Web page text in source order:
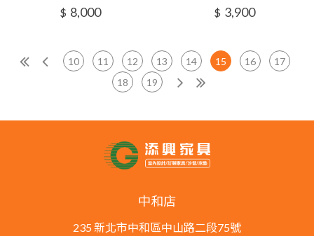
$ 8,000 $ 3,900
10 11 12 13 14 15 16
17
18
19
中和店
235 新北市中和區中山路二段75號